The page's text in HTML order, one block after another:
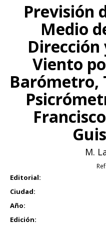
Previsión
Medio
Dirección
Viento
Barómetro,
M.
Ref:
Editorial:
Ciudad:
Año:
Edición: